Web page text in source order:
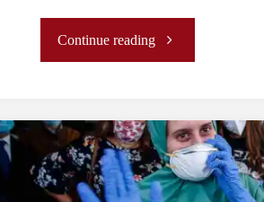
Continue reading"
L’Attivismo
delle